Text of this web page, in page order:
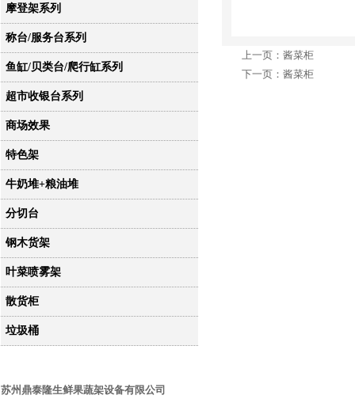
摩登架系列
称台/服务台系列
鱼缸/贝类台/爬行缸系列
超市收银台系列
商场效果
特色架
牛奶堆+粮油堆
分切台
钢木货架
叶菜喷雾架
散货柜
垃圾桶
苏州鼎泰隆生鲜果蔬架设备有限公司
上一页：酱菜柜
下一页：酱菜柜